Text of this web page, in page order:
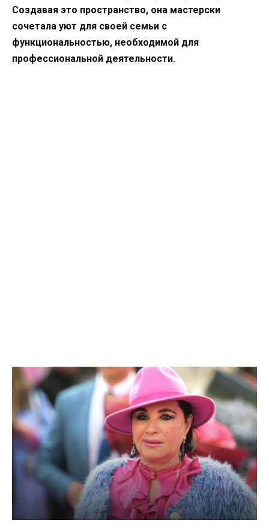
Создавая это пространство, она мастерски
сочетала уют для своей семьи с
функциональностью, необходимой для
профессиональной деятельности.